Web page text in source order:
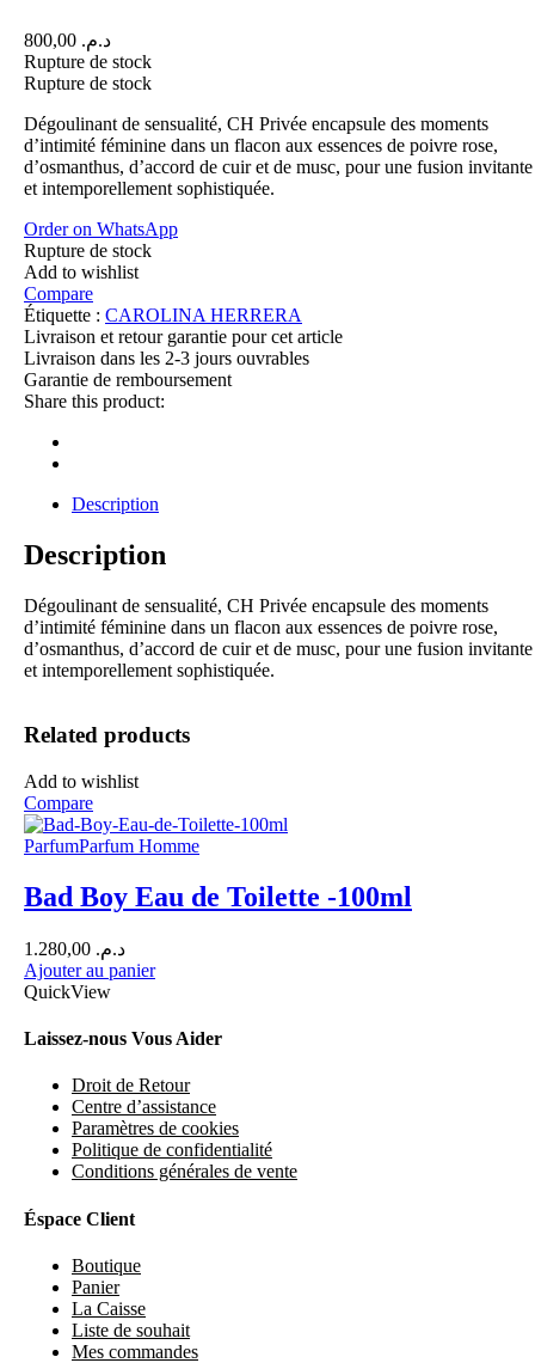
د.م.
Rupture de stock
Rupture de stock
Dégoulinant de sensualité, CH Privée encapsule des moments
d’intimité féminine dans un flacon aux essences de poivre rose,
d’osmanthus, d’accord de cuir et de musc, pour une fusion invitante
et intemporellement sophistiquée.
Order on WhatsApp
Rupture de stock
Add to wishlist
Compare
Étiquette : CAROLINA HERRERA
Livraison et retour garantie pour cet article
Livraison dans les 2-3 jours ouvrables
Garantie de remboursement
Share this product:
Description
Description
Dégoulinant de sensualité, CH Privée encapsule des moments
d’intimité féminine dans un flacon aux essences de poivre rose,
d’osmanthus, d’accord de cuir et de musc, pour une fusion invitante
et intemporellement sophistiquée.
Related products
Add to wishlist
Compare
ParfumParfum Homme
Bad Boy Eau de Toilette -100ml
د.م.
Ajouter au panier
QuickView
Laissez-nous Vous Aider
Droit de Retour
Centre d’assistance
Paramètres de cookies
Politique de confidentialité
Conditions générales de vente
Éspace Client
Boutique
Panier
La Caisse
Liste de souhait
Mes commandes